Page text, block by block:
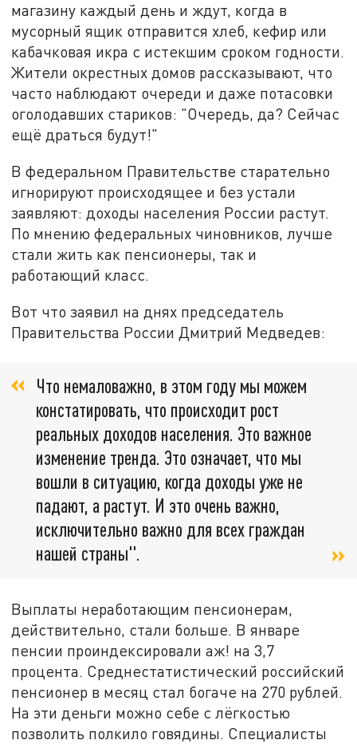
магазину каждый день и ждут, когда в
мусорный ящик отправится хлеб, кефир или
кабачковая икра с истекшим сроком годности.
Жители окрестных домов рассказывают, что
часто наблюдают очереди и даже потасовки
оголодавших стариков: "Очередь, да? Сейчас
ещё драться будут!"
В федеральном Правительстве старательно
игнорируют происходящее и без устали
заявляют: доходы населения России растут.
По мнению федеральных чиновников, лучше
стали жить как пенсионеры, так и
работающий класс.
Вот что заявил на днях председатель
Правительства России Дмитрий Медведев:
Что немаловажно, в этом году мы можем
констатировать, что происходит рост
реальных доходов населения. Это важное
изменение тренда. Это означает, что мы
вошли в ситуацию, когда доходы уже не
падают, а растут. И это очень важно,
исключительно важно для всех граждан
нашей страны".
Выплаты неработающим пенсионерам,
действительно, стали больше. В январе
пенсии проиндексировали аж! на 3,7
процента. Среднестатистический российский
пенсионер в месяц стал богаче на 270 рублей.
На эти деньги можно себе с лёгкостью
позволить полкило говядины. Специалисты